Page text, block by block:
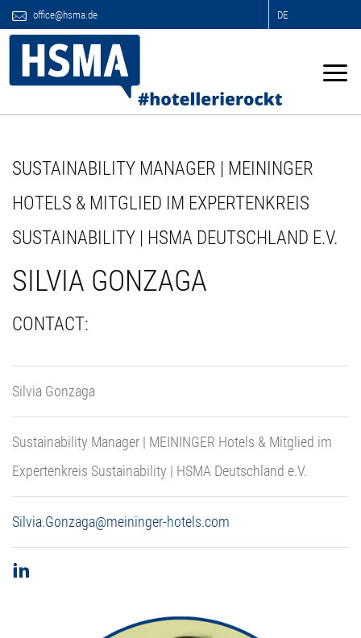
office@hsma.de DE
SUSTAINABILITY MANAGER | MEININGER
HOTELS & MITGLIED IM EXPERTENKREIS
SUSTAINABILITY | HSMA DEUTSCHLAND E.V.
SILVIA GONZAGA
CONTACT:
Silvia Gonzaga
Sustainability Manager | MEININGER Hotels & Mitglied im
Expertenkreis Sustainability | HSMA Deutschland e.V.
Silvia.Gonzaga@meininger-hotels.com